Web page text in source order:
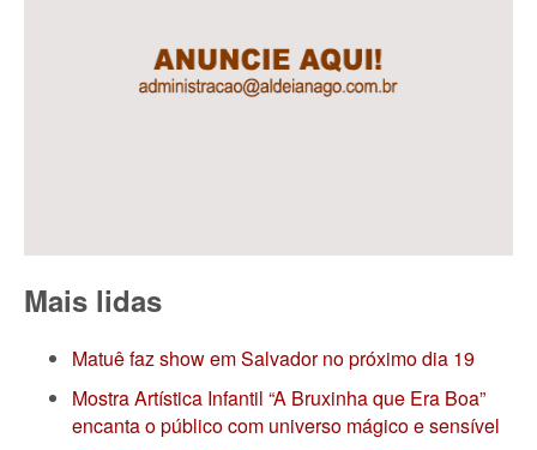
Mais lidas
Matuê faz show em Salvador no próximo dia 19
Mostra Artística Infantil “A Bruxinha que Era Boa”
encanta o público com universo mágico e sensível